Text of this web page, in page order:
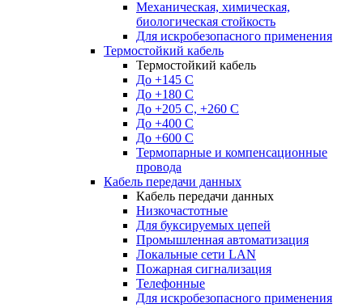
Механическая, химическая,
биологическая стойкость
Для искробезопасного применения
Термостойкий кабель
Термостойкий кабель
До +145 С
До +180 C
До +205 С, +260 С
До +400 C
До +600 С
Термопарные и компенсационные
провода
Кабель передачи данных
Кабель передачи данных
Низкочастотные
Для буксируемых цепей
Промышленная автоматизация
Локальные сети LAN
Пожарная сигнализация
Телефонные
Для искробезопасного применения